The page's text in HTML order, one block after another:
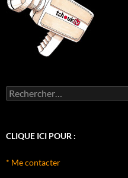
Rechercher :
CLIQUE ICI POUR :
* Me contacter